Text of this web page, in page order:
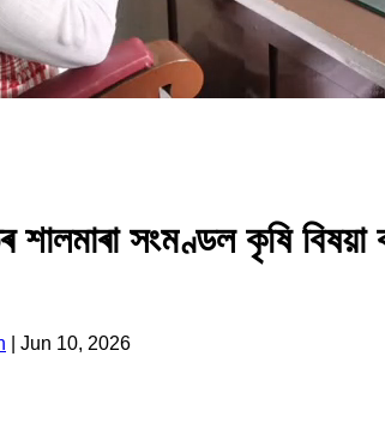
সংমণ্ডল কৃষি বিষয়া
Jun 10, 2026